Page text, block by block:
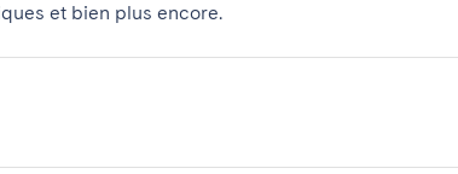
et bien plus encore.